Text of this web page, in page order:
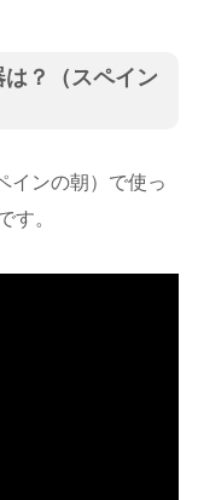
？（スペイン
インの朝）で使っ
す。